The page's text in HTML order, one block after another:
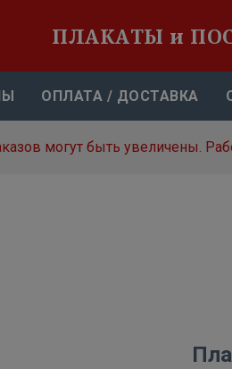
ПЛАКАТЫ и
ОПЛАТА / ДОСТАВКА
могут быть увеличены.